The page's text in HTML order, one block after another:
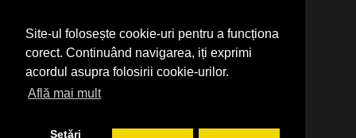
Site-ul folosește cookie-uri pentru a funcționa
corect. Continuând navigarea, iți exprimi
acordul asupra folosirii cookie-urilor.
Află mai mult
Setări